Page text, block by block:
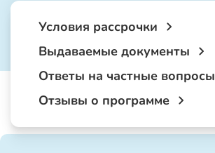
Условия рассрочки
Выдаваемые документы
Ответы на частные вопросы
Отзывы о программе